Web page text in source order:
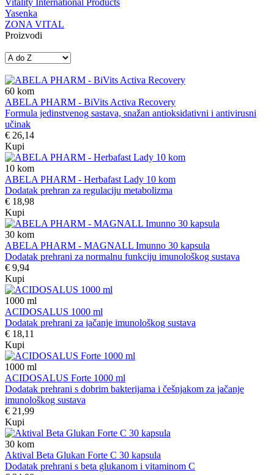
Vitality International Products
Yasenka
ZONA VITAL
Proizvodi
60 kom
ABELA PHARM - BiVits Activa Recovery
Formula jedinstvenog sastava, snažan antioksidativni i antivirusni
učinak
€ 26,14
Kupi
10 kom
ABELA PHARM - Herbafast Lady 10 kom
Dodatak prehran za regulaciju metabolizma
€ 18,98
Kupi
30 kom
ABELA PHARM - MAGNALL Imunno 30 kapsula
Dodatak prehrani za normalnu funkciju imunološkog sustava
€ 9,94
Kupi
1000 ml
ACIDOSALUS 1000 ml
Dodatak prehrani za jačanje imunološkog sustava
€ 18,11
Kupi
1000 ml
ACIDOSALUS Forte 1000 ml
Dodatak prehrani s dobrim bakterijama i češnjakom za jačanje
imunološkog sustava
€ 21,99
Kupi
30 kom
Aktival Beta Glukan Forte C 30 kapsula
Dodatak prehrani s beta glukanom i vitaminom C